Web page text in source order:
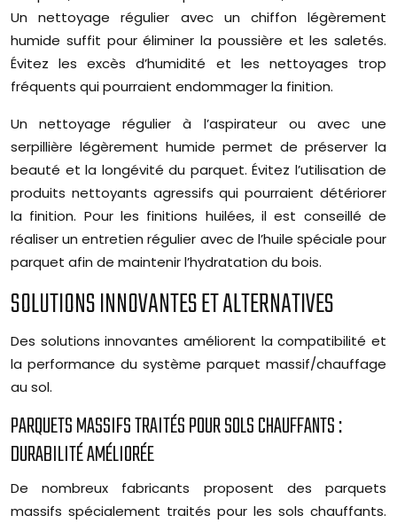
Un nettoyage régulier avec un chiffon légèrement
humide suffit pour éliminer la poussière et les saletés.
Évitez les excès d’humidité et les nettoyages trop
fréquents qui pourraient endommager la finition.
Un nettoyage régulier à l’aspirateur ou avec une
serpillière légèrement humide permet de préserver la
beauté et la longévité du parquet. Évitez l’utilisation de
produits nettoyants agressifs qui pourraient détériorer
la finition. Pour les finitions huilées, il est conseillé de
réaliser un entretien régulier avec de l’huile spéciale pour
parquet afin de maintenir l’hydratation du bois.
SOLUTIONS INNOVANTES ET ALTERNATIVES
Des solutions innovantes améliorent la compatibilité et
la performance du système parquet massif/chauffage
au sol.
PARQUETS MASSIFS TRAITÉS POUR SOLS CHAUFFANTS :
DURABILITÉ AMÉLIORÉE
De nombreux fabricants proposent des parquets
massifs spécialement traités pour les sols chauffants.